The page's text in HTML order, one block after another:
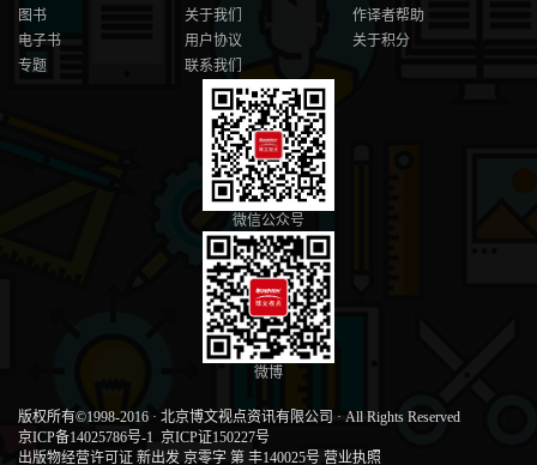
图书
电子书
专题
关于我们
用户协议
联系我们
作译者帮助
关于积分
微信公众号
微博
版权所有©1998-2016 · 北京博文视点资讯有限公司 · All Rights Reserved
京ICP备14025786号-1 京ICP证150227号
出版物经营许可证 新出发 京零字 第 丰140025号 营业执照